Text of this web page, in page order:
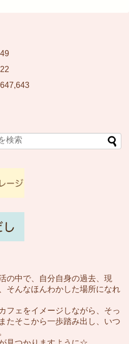
の中で、自分自身の過去、現
そんなほんわかした場所になれ
フェをイメージしながら、そっ
たそこから一歩踏み出し、いつ